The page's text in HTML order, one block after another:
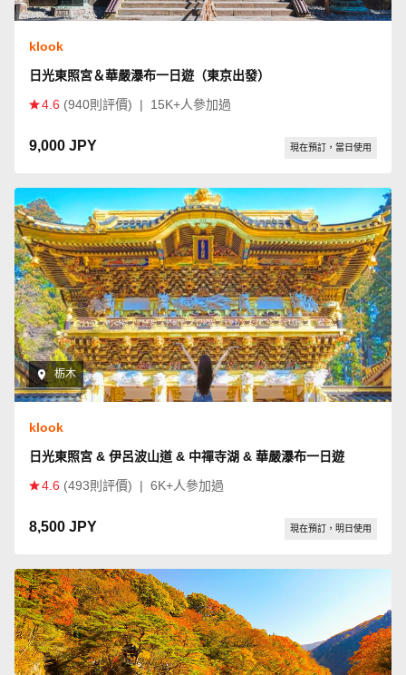
klook
日光東照宮＆華嚴瀑布一日遊（東京出發）
4.6 (940則評價) | 15K+人參加過
9,000 JPY 現在預訂，當日使用
栃木
klook
日光東照宮 & 伊呂波山道 & 中禪寺湖 & 華嚴瀑布一日遊
4.6 (493則評價) | 6K+人參加過
8,500 JPY 現在預訂，明日使用